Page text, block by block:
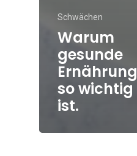
Schwächen
Warum
gesunde
Ernährung
so wichtig
ist.